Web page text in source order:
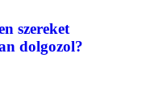
szereket
dolgozol?